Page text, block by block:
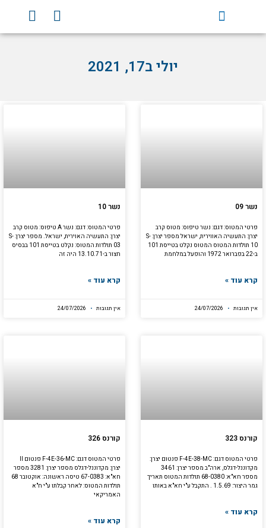
F
a
c
Y
o
u
יולי ב17, 2021
נשר 09
פרטי המטוס: דגם: נשר טיפוס: מטוס קרב
יצרן: התעשיה האווירית, ישראל מספר יצרן: S-
10 תולדות המטוס המטוס נקלט בטייסת 101
קרא עוד »
אין תגובות
נשר 10
פרטי המטוס: דגם: נשר A טיפוס: מטוס קרב
יצרן: התעשיה האוירית, ישראל. מספר יצרן: S-
03 תולדות המטוס: נקלט בטייסת 101 בבסיס
חצור ב-13.10.71 היה זה
קרא עוד »
אין תגובות
קורנס 323
פרטי המטוס דגם: F-4E-38-MC פנטום יצרן:
מקדוננל-דגלס, ארה"ב מספר יצרן: 3461
מספר חא"א: 68-0380 תולדות המטוס תאריך
גמר היצור: 1.5.69 . התקבל ע"י חא"א באותו
קרא עוד »
קורנס 326
פרטי המטוס דגם: F-4E-36-MC פנטום II
יצרן: מקדוננל-דגלס מספר יצרן: 3281 מספר
חא"א: 67-0383 טיסה ראשונה: אוקטובר 68
תולדות המטוס: לאחר קבלתו ע"י ח"א
האמריקאי
קרא עוד »